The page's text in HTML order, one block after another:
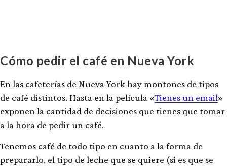
Cómo pedir el café en Nueva York
En las cafeterías de Nueva York hay montones de tipos
de café distintos. Hasta en la película «Tienes un email»
exponen la cantidad de decisiones que tienes que tomar
a la hora de pedir un café.
Tenemos café de todo tipo en cuanto a la forma de
prepararlo, el tipo de leche que se quiere (si es que se